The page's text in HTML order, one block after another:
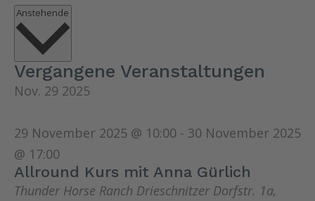
AnstehendeDatum
Vergangene Veranstaltungen
Nov. 29 2025
29 November 2025 @ 10:00 - 30 November 2025
@ 17:00
Allround Kurs mit Anna Gürlich
Thunder Horse Ranch Drieschnitzer Dorfstr. 1a,